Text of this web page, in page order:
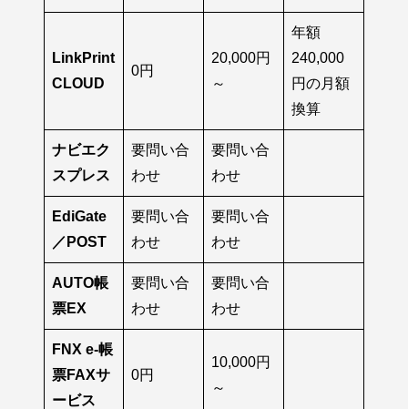
LinkPrint
CLOUD
0円
20,000円
～
年額
240,000
円の月額
換算
ナビエク
スプレス
要問い合
わせ
要問い合
わせ
EdiGate
／POST
要問い合
わせ
要問い合
わせ
AUTO帳
票EX
要問い合
わせ
要問い合
わせ
FNX e-帳
票FAXサ
ービス
0円
10,000円
～